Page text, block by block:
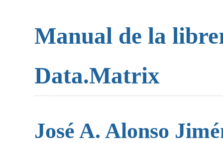
Manual de la
Data.Matrix
José A. Alonso